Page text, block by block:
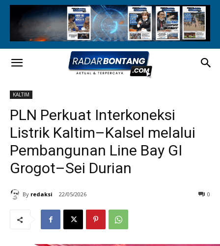
KALTIM
PLN Perkuat Interkoneksi
Listrik Kaltim–Kalsel melalui
Pembangunan Line Bay GI
Grogot–Sei Durian
By redaksi 22/05/2026 0